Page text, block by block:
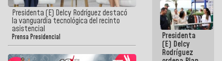
Presidenta (E) Delcy Rodríguez destacó
la vanguardia tecnológica del recinto
asistencial
Prensa Presidencial
femenina de
baloncesto
por su
clasificación
a la
AmeriCup
2027
Presidenta
(E) Delcy
Rodríguez